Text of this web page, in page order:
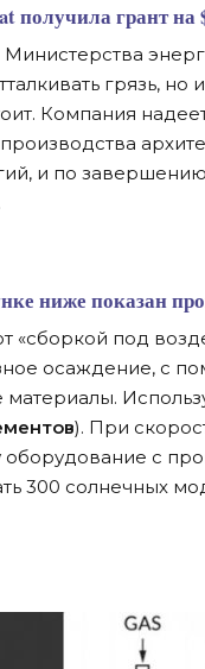
получила грант
грязь,
Компания
и по
ниже показан
«сборкой под
осаждение, с
). При
оборудование с
300 солнечных